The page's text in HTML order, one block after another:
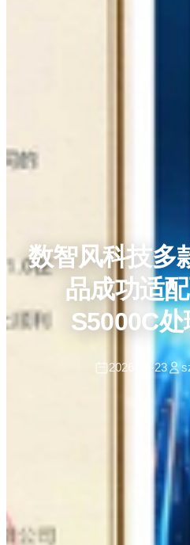
数智风科技多
品成功适
S5000C
2026-04-23